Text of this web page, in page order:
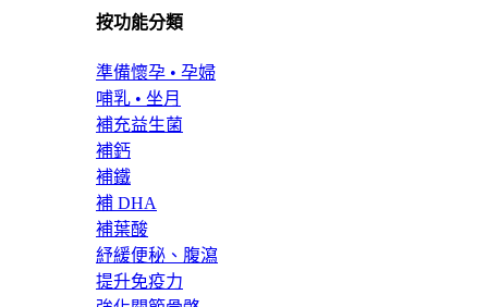
按功能分類
準備懷孕 • 孕婦
哺乳 • 坐月
補充益生菌
補鈣
補鐵
補 DHA
補葉酸
紓緩便秘、腹瀉
提升免疫力